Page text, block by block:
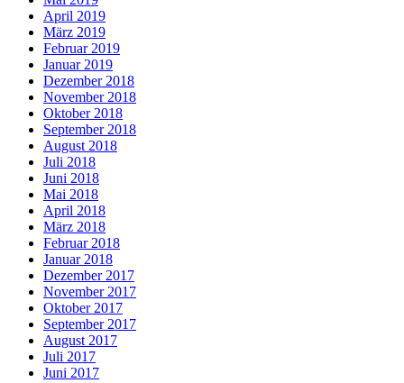
April 2019
März 2019
Februar 2019
Januar 2019
Dezember 2018
November 2018
Oktober 2018
September 2018
August 2018
Juli 2018
Juni 2018
Mai 2018
April 2018
März 2018
Februar 2018
Januar 2018
Dezember 2017
November 2017
Oktober 2017
September 2017
August 2017
Juli 2017
Juni 2017